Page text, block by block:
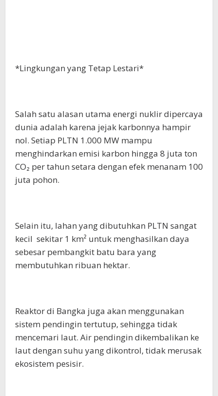
*Lingkungan yang Tetap Lestari*
Salah satu alasan utama energi nuklir dipercaya
dunia adalah karena jejak karbonnya hampir
nol. Setiap PLTN 1.000 MW mampu
menghindarkan emisi karbon hingga 8 juta ton
CO₂ per tahun setara dengan efek menanam 100
juta pohon.
Selain itu, lahan yang dibutuhkan PLTN sangat
kecil sekitar 1 km² untuk menghasilkan daya
sebesar pembangkit batu bara yang
membutuhkan ribuan hektar.
Reaktor di Bangka juga akan menggunakan
sistem pendingin tertutup, sehingga tidak
mencemari laut. Air pendingin dikembalikan ke
laut dengan suhu yang dikontrol, tidak merusak
ekosistem pesisir.